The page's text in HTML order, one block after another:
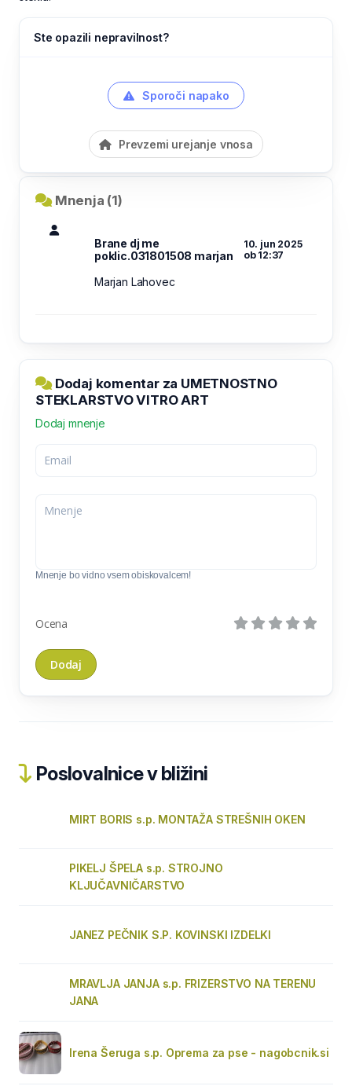
Ste opazili nepravilnost?
Sporoči napako
Prevzemi urejanje vnosa
Mnenja (1)
Brane dj me
poklic.031801508 marjan
10. jun 2025
ob 12:37
Marjan Lahovec
Dodaj komentar za UMETNOSTNO
STEKLARSTVO VITRO ART
Dodaj mnenje
Mnenje bo vidno vsem obiskovalcem!
Ocena
Poslovalnice v bližini
MIRT BORIS s.p. MONTAŽA STREŠNIH OKEN
PIKELJ ŠPELA s.p. STROJNO
KLJUČAVNIČARSTVO
JANEZ PEČNIK S.P. KOVINSKI IZDELKI
MRAVLJA JANJA s.p. FRIZERSTVO NA TERENU
JANA
Irena Šeruga s.p. Oprema za pse - nagobcnik.si